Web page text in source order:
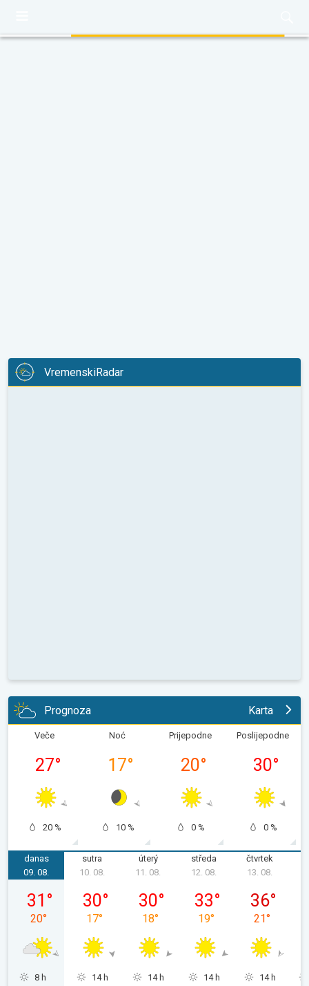
VremenskiRadar
Prognoza Karta
Veče
27°
20 %
Noć
17°
10 %
Prijepodne
20°
0 %
Poslijepodne
30°
0 %
danas
neděle 09. 08.
09. 08.
31 °
20°
8 h
sutra
10. 08.
30°
17°
14 h
úterý
11. 08.
30°
18°
14 h
středa
12. 08.
33°
19°
14 h
čtvrtek
13. 08.
36°
21°
14 h